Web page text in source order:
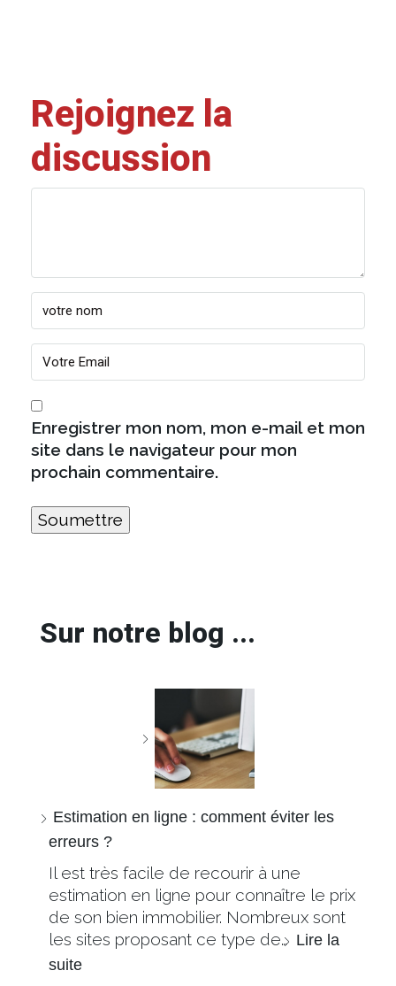
Rejoignez la
discussion
Enregistrer mon nom, mon e-mail et mon
site dans le navigateur pour mon
prochain commentaire.
Sur notre blog ...
Estimation en ligne : comment éviter les
erreurs ?
Il est très facile de recourir à une
estimation en ligne pour connaître le prix
de son bien immobilier. Nombreux sont
les sites proposant ce type de… Lire la
suite